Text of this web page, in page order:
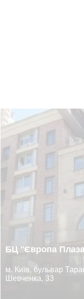
БЦ ''Європа
м. Київ, бульвар
Шевченка, 33